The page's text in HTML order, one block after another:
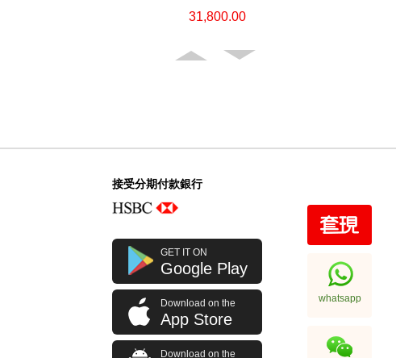
31,800.00
Chanel 香奈兒 手袋 Ap4936c Blk
Gp 單肩包/斜挎包
32,800.00
接受分期付款銀行
GET IT ON
Google Play
Download on the
App Store
Download on the
whatsapp